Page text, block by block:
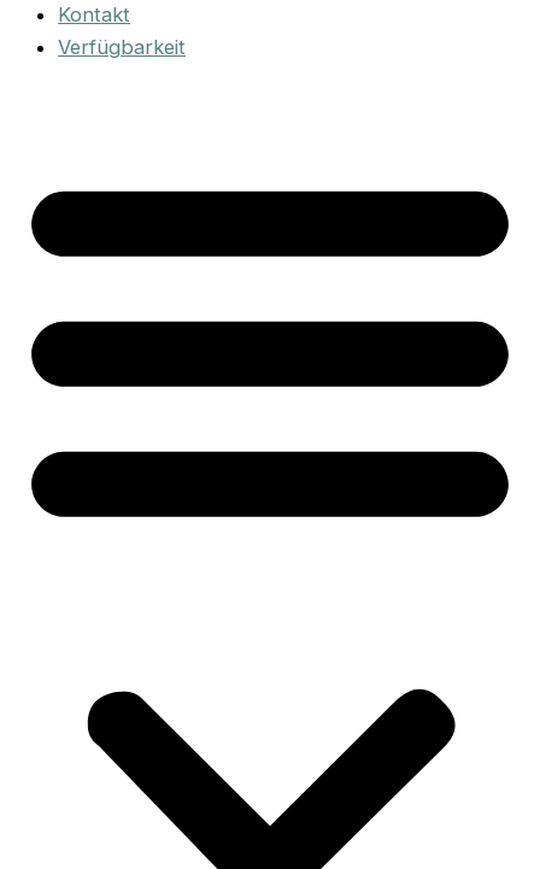
Kontakt
Verfügbarkeit